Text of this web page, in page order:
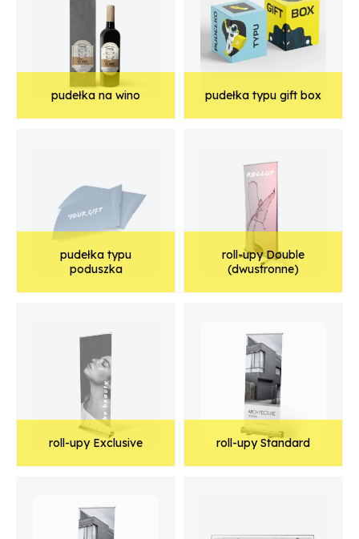
pudełka na wino pudełka typu gift box
pudełka typu
poduszka
roll-upy Double
(dwustronne)
roll-upy Exclusive roll-upy Standard